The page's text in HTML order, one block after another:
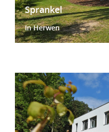
Sprankel
In Herwen